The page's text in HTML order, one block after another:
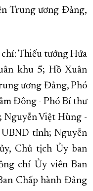
VỀ BÁO KHÁNH HÒA
Trung ương Đảng,
Thiếu tướng Hứa
khu 5; Hồ Xuân
ương Đảng, Phó
Đông - Phó Bí thư
Việt Hùng -
tỉnh; Nguyễn
Chủ tịch Ủy ban
chí Ủy viên Ban
Chấp hành Đảng